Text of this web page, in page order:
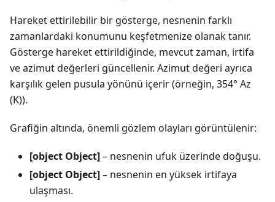
Hareket ettirilebilir bir gösterge, nesnenin farklı
zamanlardaki konumunu keşfetmenize olanak tanır.
Gösterge hareket ettirildiğinde, mevcut zaman, irtifa
ve azimut değerleri güncellenir. Azimut değeri ayrıca
karşılık gelen pusula yönünü içerir (örneğin, 354° Az
(K)).
Grafiğin altında, önemli gözlem olayları görüntülenir:
[object Object]– nesnenin ufuk üzerinde doğuşu.
[object Object]– nesnenin en yüksek irtifaya
ulaşması.